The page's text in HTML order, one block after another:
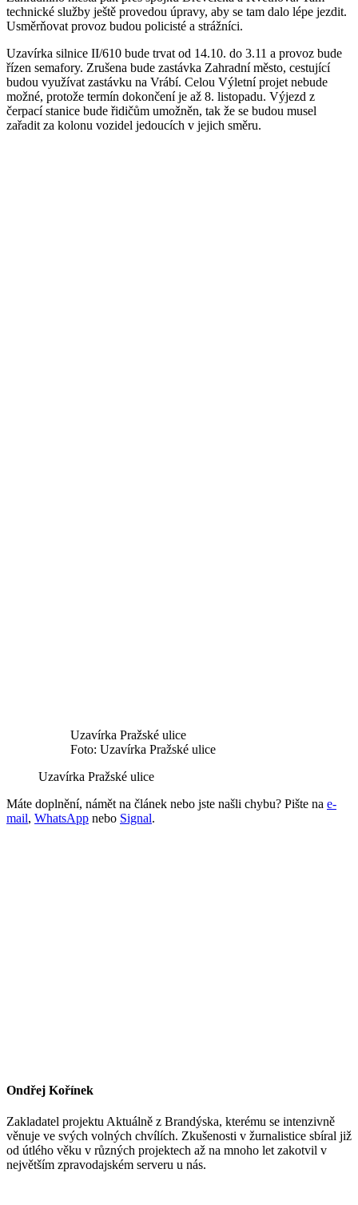
technické služby ještě provedou úpravy, aby se tam dalo lépe jezdit.
Usměrňovat provoz budou policisté a strážníci.
Uzavírka silnice II/610 bude trvat od 14.10. do 3.11 a provoz bude
řízen semafory. Zrušena bude zastávka Zahradní město, cestující
budou využívat zastávku na Vrábí. Celou Výletní projet nebude
možné, protože termín dokončení je až 8. listopadu. Výjezd z
čerpací stanice bude řidičům umožněn, tak že se budou musel
zařadit za kolonu vozidel jedoucích v jejich směru.
Uzavírka Pražské ulice
Foto: Uzavírka Pražské ulice
Uzavírka Pražské ulice
Máte doplnění, námět na článek nebo jste našli chybu? Pište na e-
mail, WhatsApp nebo Signal.
Ondřej Kořínek
Zakladatel projektu Aktuálně z Brandýska, kterému se intenzivně
věnuje ve svých volných chvílích. Zkušenosti v žurnalistice sbíral již
od útlého věku v různých projektech až na mnoho let zakotvil v
největším zpravodajském serveru u nás.